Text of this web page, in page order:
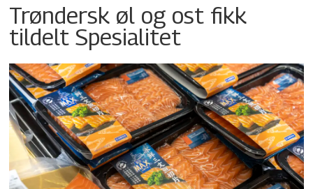
Trøndersk øl og ost fikk
tildelt Spesialitet